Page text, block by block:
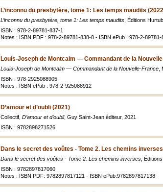
L’inconnu du presbytère, tome 1: Les temps maudits
L’inconnu du presbytère, tome 1: Les temps maudits , Éditions
ISBN : 978-2-89781-837-1
Notes : ISBN PDF : 978-2-89781-838-8 - ISBN ePub : 978-2-89781-
Louis-Joseph de Montcalm — Commandant de la
Louis-Joseph de Montcalm — Commandant de la Nouvelle-France
ISBN : 978-2925088905
Notes : ISBN ePub : 978-2-925088912
D’amour et d’oubli (2021)
Collectif, D’amour et d’oubli, Guy Saint-Jean éditeur, 2021
ISBN : 9782898271526
Dans le secret des voûtes - Tome 2. Les chemins
Dans le secret des voûtes - Tome 2. Les chemins inverses ,
ISBN : 9782897817060
Notes : ISBN PDF: 9782897817121 - ISBN ePub:9782897817138